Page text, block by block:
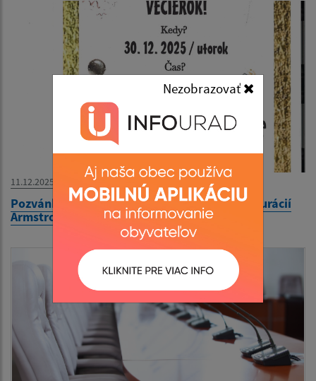
Nezobrazovať
11.12.2025
Pozvánka-Predsilvestrovský večierok v reštaurácií
Armstrong´s